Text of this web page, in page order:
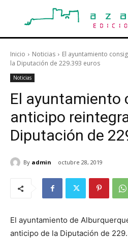
Inicio Noticias
El ayuntamiento
la Diputación de 229.393 euros
Noticias
El ayuntamiento
anticipo
Diputación de
By admin octubre 28, 2019
El ayuntamiento de
anticipo de la Diputación de